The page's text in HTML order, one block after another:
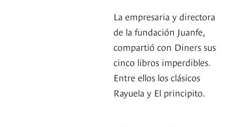
La empresaria y directora
de la fundación Juanfe,
compartió con Diners sus
cinco libros imperdibles.
Entre ellos los clásicos
Rayuela y El principito.